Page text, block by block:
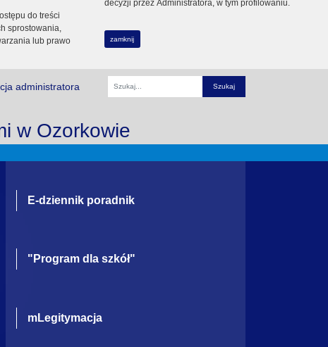
do treści
sprostowania,
lub prawo
decyzji przez Administratora, w tym profilowaniu.
zamknij
administratora
Fraza
w Ozorkowie
E-dziennik poradnik
"Program dla szkół"
mLegitymacja